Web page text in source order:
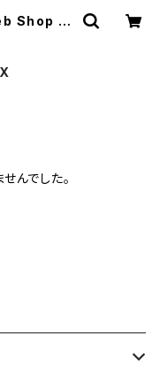
Shop M
んでした。